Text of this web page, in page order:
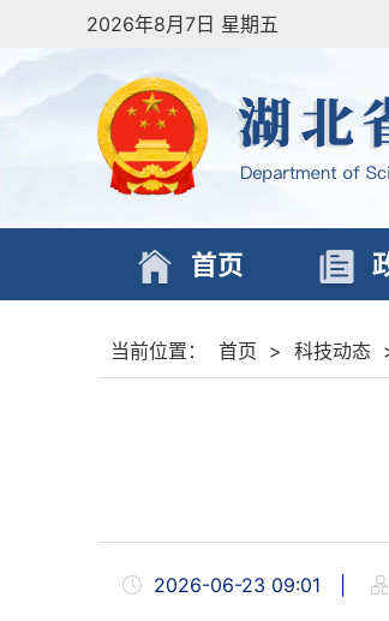
2026年8月7日 星期五
首页
当前位置： 首页 > 科技动态
2026-06-23 09:01